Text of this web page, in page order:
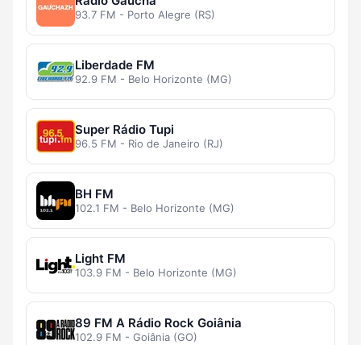
93.7 FM - Porto Alegre (RS)
Liberdade FM
92.9 FM - Belo Horizonte (MG)
Super Rádio Tupi
96.5 FM - Rio de Janeiro (RJ)
BH FM
102.1 FM - Belo Horizonte (MG)
Light FM
103.9 FM - Belo Horizonte (MG)
89 FM A Rádio Rock Goiânia
102.9 FM - Goiânia (GO)